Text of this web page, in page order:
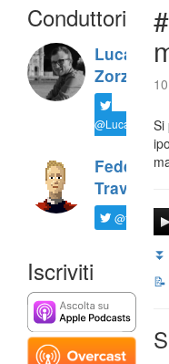
Conduttori
Luca
Zorzi
@LucaTNT
Federico
Travaini
@ftrava
Iscriviti
Si